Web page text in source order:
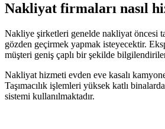
Nakliyat firmaları nasıl
Nakliye şirketleri genelde nakliyat öncesi
gözden geçirmek yapmak isteyecektir.
müşteri geniş çaplı bir şekilde
Nakliyat hizmeti evden eve kasalı
Taşımacılık işlemleri yüksek katlı
sistemi kullanılmaktadır.